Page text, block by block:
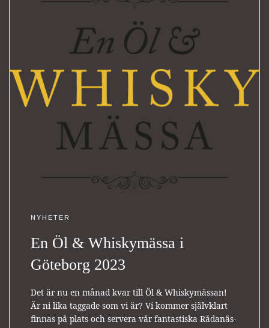
NYHETER
En Öl & Whiskymässa i
Göteborg 2023
Det är nu en månad kvar till Öl & Whiskymässan!
Är ni lika taggade som vi är? Vi kommer självklart
finnas på plats och servera vår fantastiska Rådanäs-